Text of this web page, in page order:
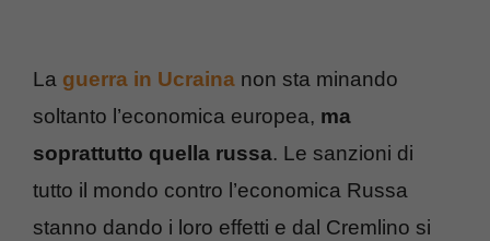
La guerra in Ucraina non sta minando
soltanto l’economica europea, ma
soprattutto quella russa. Le sanzioni di
tutto il mondo contro l’economica Russa
stanno dando i loro effetti e dal Cremlino si